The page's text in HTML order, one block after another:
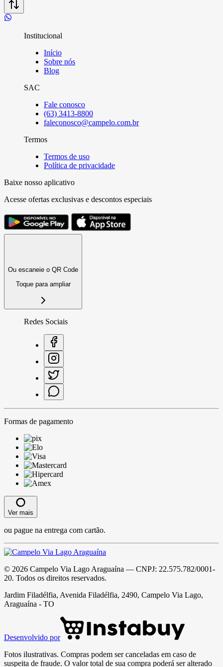
Institucional
Início
Sobre nós
Blog
SAC
Fale conosco
(63) 3413-8800
faleconosco@campelo.com.br
Termos
Termos de uso
Política de privacidade
Baixe nosso aplicativo
Acesse ofertas exclusivas e descontos especiais
Ou escaneie o QR Code
Toque para ampliar
Redes Sociais
Formas de pagamento
Ver mais
ou pague na entrega com cartão.
© 2026 Campelo Via Lago Araguaína — CNPJ: 22.575.782/0001-
20. Todos os direitos reservados.
Jardim Filadélfia, Avenida Filadélfia, 2490, Campelo Via Lago,
Araguaína - TO
Desenvolvido por
Fotos ilustrativas. Compras podem ser canceladas em caso de
suspeita de fraude. O valor total de sua compra poderá ser alterado